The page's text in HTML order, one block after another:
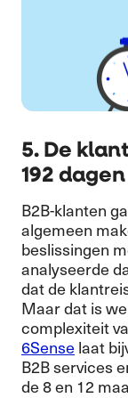
5. De
192 dagen
B2B-klanten
algemeen
beslissingen
analyseerde
dat de
Maar dat is
complexiteit
6Sense laat
B2B services
de 8 en 12